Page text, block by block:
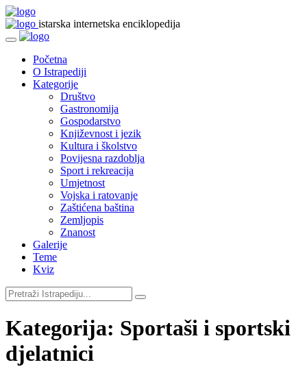
istarska internetska enciklopedija
Početna
O Istrapediji
Kategorije
Društvo
Gastronomija
Gospodarstvo
Književnost i jezik
Kultura i školstvo
Povijesna razdoblja
Sport i rekreacija
Umjetnost
Vojska i ratovanje
Zaštićena baština
Zemljopis
Znanost
Galerije
Teme
Kviz
Kategorija: Sportaši i sportski
djelatnici